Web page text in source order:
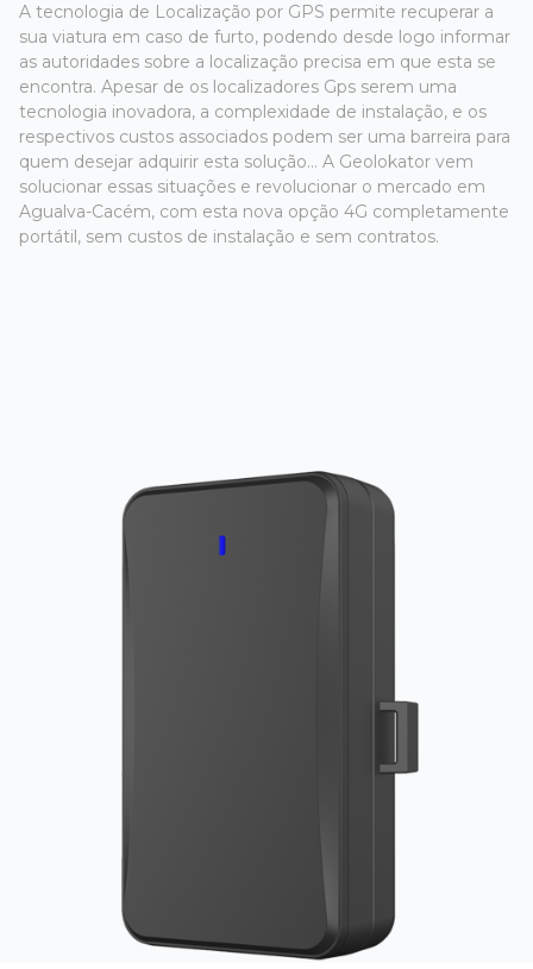
A tecnologia de Localização por GPS permite recuperar a
sua viatura em caso de furto, podendo desde logo informar
as autoridades sobre a localização precisa em que esta se
encontra. Apesar de os localizadores Gps serem uma
tecnologia inovadora, a complexidade de instalação, e os
respectivos custos associados podem ser uma barreira para
quem desejar adquirir esta solução... A Geolokator vem
solucionar essas situações e revolucionar o mercado em
Agualva-Cacém, com esta nova opção 4G completamente
portátil, sem custos de instalação e sem contratos.